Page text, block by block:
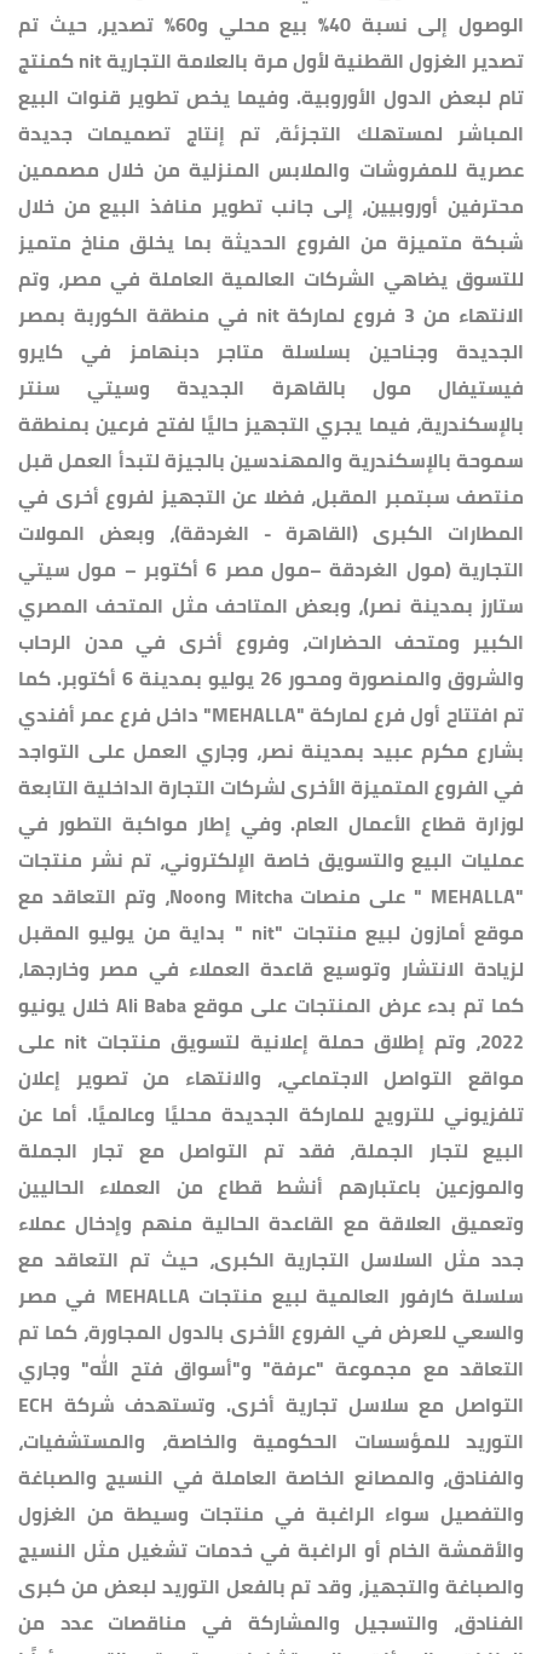
الوصول إلى نسبة 40% بيع محلي و60% تصدير، حيث تم
تصدير الغزول القطنية لأول مرة بالعلامة التجارية nit كمنتج
تام لبعض الدول الأوروبية. وفيما يخص تطوير قنوات البيع
المباشر لمستهلك التجزئة، تم إنتاج تصميمات جديدة
عصرية للمفروشات والملابس المنزلية من خلال مصممين
محترفين أوروبيين، إلى جانب تطوير منافذ البيع من خلال
شبكة متميزة من الفروع الحديثة بما يخلق مناخ متميز
للتسوق يضاهي الشركات العالمية العاملة في مصر، وتم
الانتهاء من 3 فروع لماركة nit في منطقة الكوربة بمصر
الجديدة وجناحين بسلسلة متاجر دبنهامز في كايرو
فيستيفال مول بالقاهرة الجديدة وسيتي سنتر
بالإسكندرية، فيما يجري التجهيز حاليًا لفتح فرعين بمنطقة
سموحة بالإسكندرية والمهندسين بالجيزة لتبدأ العمل قبل
منتصف سبتمبر المقبل، فضلا عن التجهيز لفروع أخرى في
المطارات الكبرى (القاهرة - الغردقة)، وبعض المولات
التجارية (مول الغردقة –مول مصر 6 أكتوبر – مول سيتي
ستارز بمدينة نصر)، وبعض المتاحف مثل المتحف المصري
الكبير ومتحف الحضارات، وفروع أخرى في مدن الرحاب
والشروق والمنصورة ومحور 26 يوليو بمدينة 6 أكتوبر. كما
تم افتتاح أول فرع لماركة "MEHALLA" داخل فرع عمر أفندي
بشارع مكرم عبيد بمدينة نصر، وجاري العمل على التواجد
في الفروع المتميزة الأخرى لشركات التجارة الداخلية التابعة
لوزارة قطاع الأعمال العام. وفي إطار مواكبة التطور في
عمليات البيع والتسويق خاصة الإلكتروني، تم نشر منتجات
"MEHALLA " على منصات Mitcha وNoon، وتم التعاقد مع
موقع أمازون لبيع منتجات "nit " بداية من يوليو المقبل
لزيادة الانتشار وتوسيع قاعدة العملاء في مصر وخارجها،
كما تم بدء عرض المنتجات على موقع Ali Baba خلال يونيو
2022، وتم إطلاق حملة إعلانية لتسويق منتجات nit على
مواقع التواصل الاجتماعي، والانتهاء من تصوير إعلان
تلفزيوني للترويج للماركة الجديدة محليًا وعالميًا. أما عن
البيع لتجار الجملة، فقد تم التواصل مع تجار الجملة
والموزعين باعتبارهم أنشط قطاع من العملاء الحاليين
وتعميق العلاقة مع القاعدة الحالية منهم وإدخال عملاء
جدد مثل السلاسل التجارية الكبرى، حيث تم التعاقد مع
سلسلة كارفور العالمية لبيع منتجات MEHALLA في مصر
والسعي للعرض في الفروع الأخرى بالدول المجاورة، كما تم
التعاقد مع مجموعة "عرفة" و"أسواق فتح الله" وجاري
التواصل مع سلاسل تجارية أخرى. وتستهدف شركة ECH
التوريد للمؤسسات الحكومية والخاصة، والمستشفيات،
والفنادق، والمصانع الخاصة العاملة في النسيج والصباغة
والتفصيل سواء الراغبة في منتجات وسيطة من الغزول
والأقمشة الخام أو الراغبة في خدمات تشغيل مثل النسيج
والصباغة والتجهيز، وقد تم بالفعل التوريد لبعض من كبرى
الفنادق، والتسجيل والمشاركة في مناقصات عدد من